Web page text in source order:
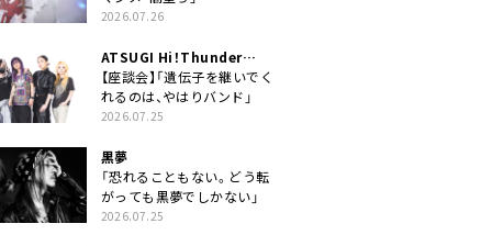
2026.07.26
ATSUGI Hi！Thunder
Rock Festival
【座談会】「遺伝子を継いでく
れるのは、やはりバンド」
2026.07.25
黒夢
「恐れることもない。どう転
がっても黒夢でしかない」
2026.07.25